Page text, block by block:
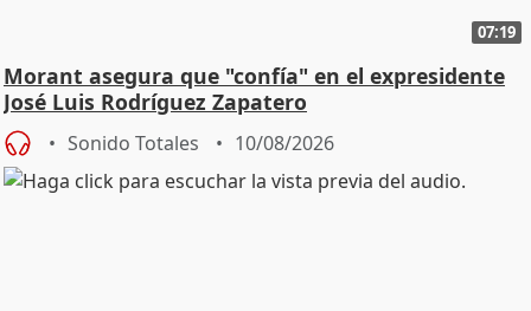
07:19
Morant asegura que "confía" en el expresidente
José Luis Rodríguez Zapatero
Sonido Totales 10/08/2026